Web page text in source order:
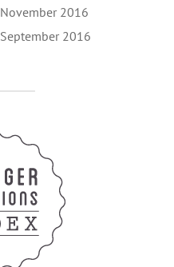
November 2016
September 2016